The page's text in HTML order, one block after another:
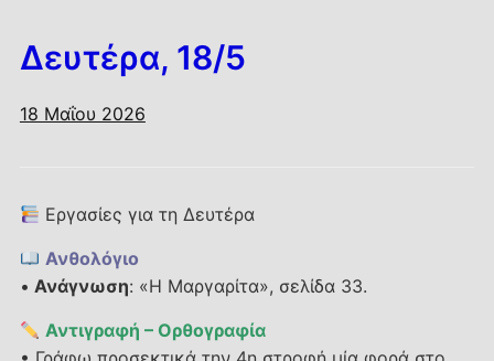
Δευτέρα, 18/5
18 Μαΐου 2026
Εργασίες για τη Δευτέρα
Ανθολόγιο
• Ανάγνωση: «Η Μαργαρίτα», σελίδα 33.
Αντιγραφή – Ορθογραφία